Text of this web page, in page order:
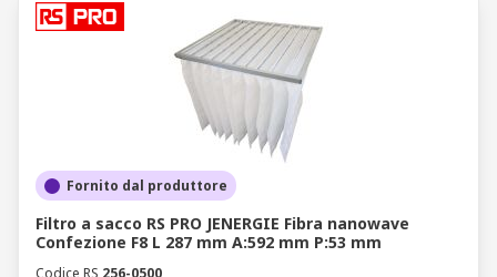
Fornito dal produttore
Filtro a sacco RS PRO JENERGIE Fibra nanowave
Confezione F8 L 287 mm A:592 mm P:53 mm
Codice RS 256-0500